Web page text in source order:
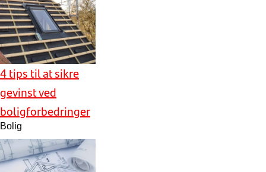
4 tips til at sikre
gevinst ved
boligforbedringer
Bolig